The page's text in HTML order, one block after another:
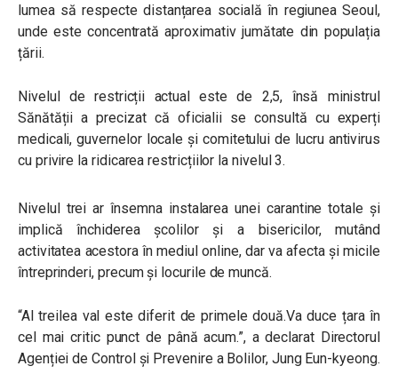
lumea să respecte distanțarea socială în regiunea Seoul,
unde este concentrată aproximativ jumătate din populația
țării.
Nivelul de restricții actual este de 2,5, însă ministrul
Sănătății a precizat că oficialii se consultă cu experți
medicali, guvernelor locale și comitetului de lucru antivirus
cu privire la ridicarea restricțiilor la nivelul 3.
Nivelul trei ar însemna instalarea unei carantine totale și
implică închiderea școlilor și a bisericilor, mutând
activitatea acestora în mediul online, dar va afecta și micile
întreprinderi, precum și locurile de muncă.
“Al treilea val este diferit de primele două.Va duce țara în
cel mai critic punct de până acum.”, a declarat Directorul
Agenției de Control și Prevenire a Bolilor, Jung Eun-kyeong.